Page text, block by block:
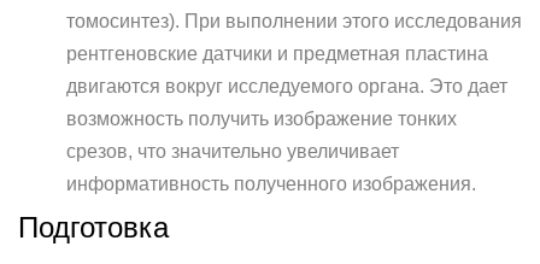
томосинтез). При выполнении этого исследования
рентгеновские датчики и предметная пластина
двигаются вокруг исследуемого органа. Это дает
возможность получить изображение тонких
срезов, что значительно увеличивает
информативность полученного изображения.
Подготовка